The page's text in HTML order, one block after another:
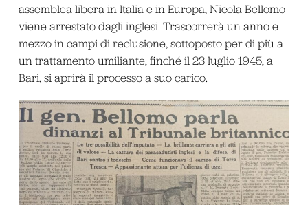
assemblea libera in Italia e in Europa, Nicola Bellomo
viene arrestato dagli inglesi. Trascorrerà un anno e
mezzo in campi di reclusione, sottoposto per di più a
un trattamento umiliante, finché il 23 luglio 1945, a
Bari, si aprirà il processo a suo carico.